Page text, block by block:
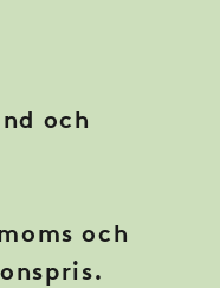
och
och